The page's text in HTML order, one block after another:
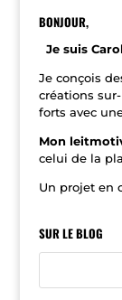
n
v
e
:
BONJOUR,
Je suis
Je conçois
créations
forts avec
Mon
celui de la
Un projet en
SUR LE BLOG